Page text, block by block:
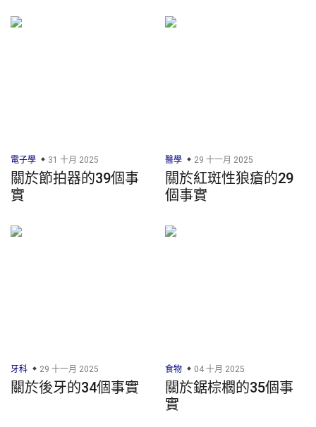
電子學 31 十月 2025
關於節拍器的39個事
實
醫學 29 十一月 2025
關於紅斑性狼瘡的29
個事實
牙科 29 十一月 2025
關於後牙的34個事實
食物 04 十月 2025
關於鋸棕櫚的35個事
實